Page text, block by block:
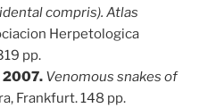
compris). Atlas
Herpetologica
pp.
2007. Venomous snakes of
Frankfurt. 148 pp.